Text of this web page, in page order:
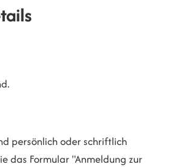
persönlich oder schriftlich
das Formular "Anmeldung zur